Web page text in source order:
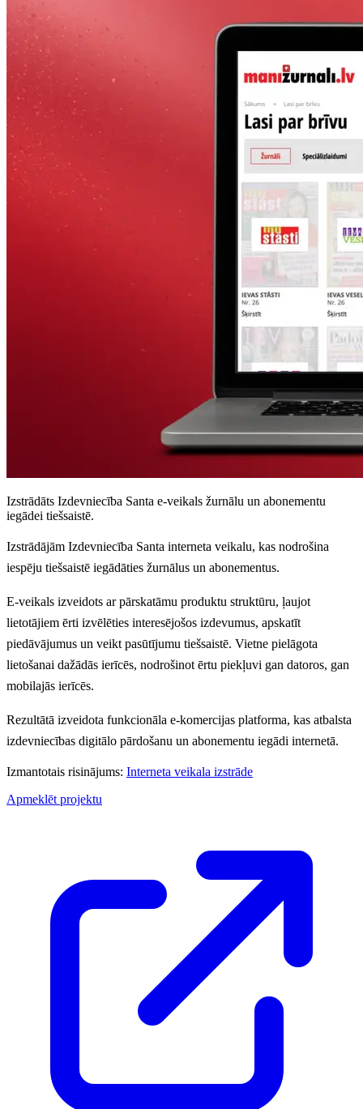
Izstrādāts Izdevniecība Santa e-veikals žurnālu un abonementu
iegādei tiešsaistē.
Izstrādājām Izdevniecība Santa interneta veikalu, kas nodrošina
iespēju tiešsaistē iegādāties žurnālus un abonementus.
E-veikals izveidots ar pārskatāmu produktu struktūru, ļaujot
lietotājiem ērti izvēlēties interesējošos izdevumus, apskatīt
piedāvājumus un veikt pasūtījumu tiešsaistē. Vietne pielāgota
lietošanai dažādās ierīcēs, nodrošinot ērtu piekļuvi gan datoros, gan
mobilajās ierīcēs.
Rezultātā izveidota funkcionāla e-komercijas platforma, kas atbalsta
izdevniecības digitālo pārdošanu un abonementu iegādi internetā.
Izmantotais risinājums: Interneta veikala izstrāde
Apmeklēt projektu